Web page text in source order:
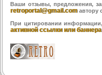
Ваши отзывы, предложения,
retroportal@gmail.com автору
При цитировании
активной ссылки или